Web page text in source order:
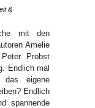
&
mit den
Amelie
Probst
Endlich mal
eigene
Endlich
spannende